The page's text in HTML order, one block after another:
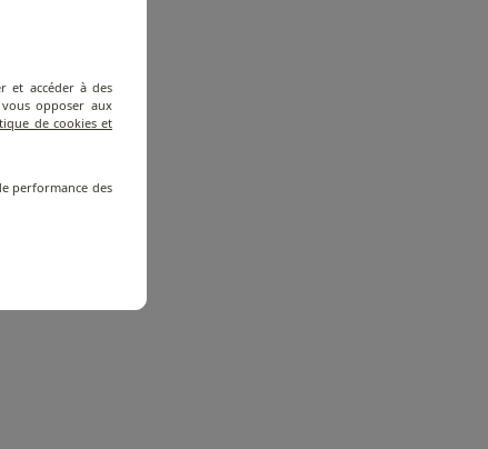
et accéder à des
opposer aux
de cookies et
performance des